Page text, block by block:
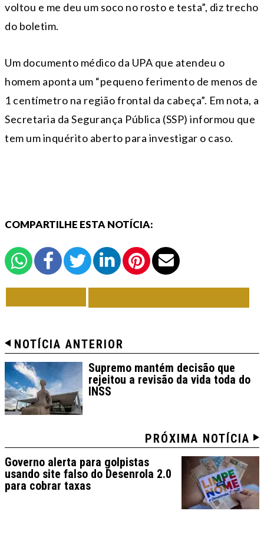
voltou e me deu um soco no rosto e testa”, diz trecho
do boletim.
Um documento médico da UPA que atendeu o
homem aponta um “pequeno ferimento de menos de
1 centímetro na região frontal da cabeça”. Em nota, a
Secretaria da Segurança Pública (SSP) informou que
tem um inquérito aberto para investigar o caso.
COMPARTILHE ESTA NOTÍCIA:
NOTÍCIA ANTERIOR
Supremo mantém decisão que
rejeitou a revisão da vida toda do
INSS
PRÓXIMA NOTÍCIA
Governo alerta para golpistas
usando site falso do Desenrola 2.0
para cobrar taxas